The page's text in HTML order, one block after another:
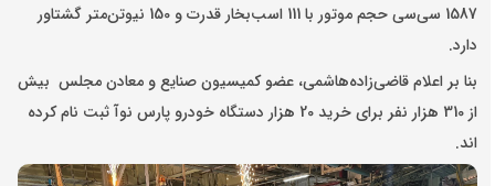
1587 سی‌سی حجم موتور با 111 اسب‌بخار قدرت و 150 نیوتن‌متر گشتاور
دارد.
بنا بر اعلام قاضی‌زاده‌هاشمی، عضو کمیسیون صنایع و معادن مجلس بیش
از 310 هزار نفر برای خرید 20 هزار دستگاه خودرو پارس نوآ ثبت نام کرده
اند.